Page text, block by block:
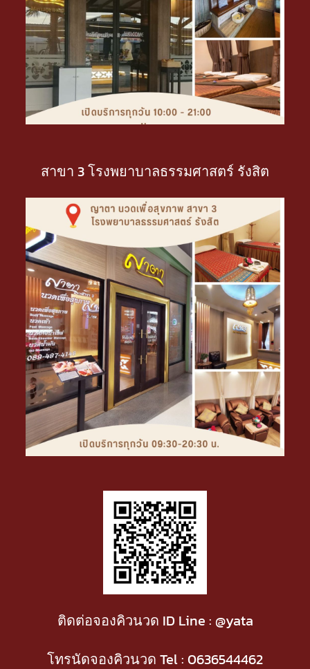
สาขา 3 โรงพยาบาลธรรมศาสตร์ รังสิต
ติดต่อจองคิวนวด ID Line : @yata
โทรนัดจองคิวนวด Tel : 0636544462